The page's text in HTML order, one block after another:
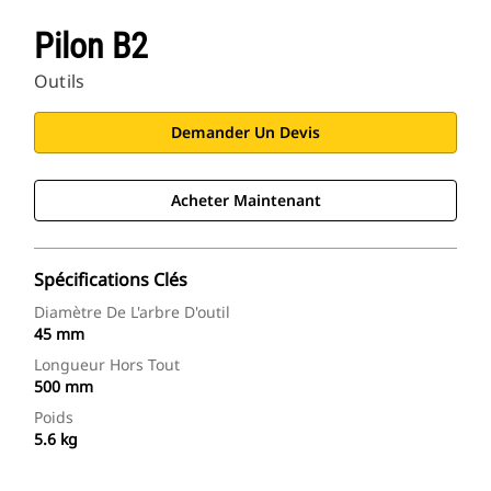
Pilon B2
Outils
Demander Un Devis
Acheter Maintenant
Spécifications Clés
Diamètre De L'arbre D'outil
45 mm
Longueur Hors Tout
500 mm
Poids
5.6 kg